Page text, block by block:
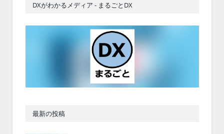
DXがわかるメディア - まるごとDX
最新の投稿